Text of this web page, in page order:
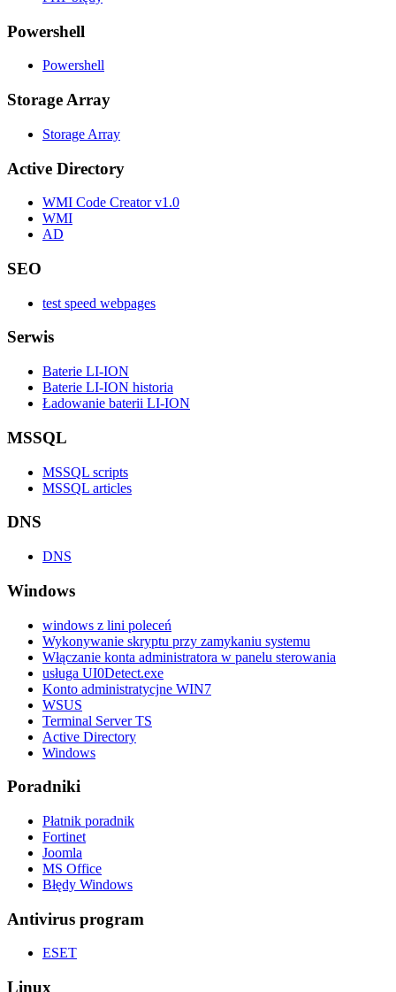
Powershell
Powershell
Storage Array
Storage Array
Active Directory
WMI Code Creator v1.0
WMI
AD
SEO
test speed webpages
Serwis
Baterie LI-ION
Baterie LI-ION historia
Ładowanie baterii LI-ION
MSSQL
MSSQL scripts
MSSQL articles
DNS
DNS
Windows
windows z lini poleceń
Wykonywanie skryptu przy zamykaniu systemu
Włączanie konta administratora w panelu sterowania
usługa UI0Detect.exe
Konto administratycjne WIN7
WSUS
Terminal Server TS
Active Directory
Windows
Poradniki
Płatnik poradnik
Fortinet
Joomla
MS Office
Błędy Windows
Antivirus program
ESET
Linux